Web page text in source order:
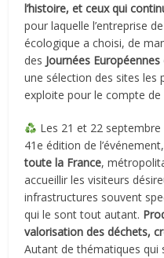
l’histoire, et ceux qui
pour laquelle l’entreprise
écologique a choisi, de
des Journées
une sélection des sites les
exploite pour le compte de
Les 21 et 22 septembre
41e édition de
toute la France,
accueillir les visiteurs
infrastructures souvent
qui le sont tout autant.
valorisation des déchets,
Autant de thématiques qui